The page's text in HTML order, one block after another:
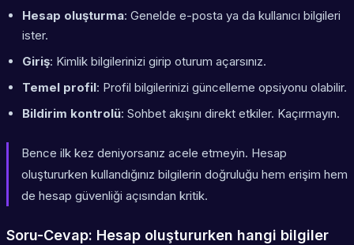
Hesap oluşturma: Genelde e-posta ya da kullanıcı bilgileri
ister.
Giriş: Kimlik bilgilerinizi girip oturum açarsınız.
Temel profil: Profil bilgilerinizi güncelleme opsiyonu olabilir.
Bildirim kontrolü: Sohbet akışını direkt etkiler. Kaçırmayın.
Bence ilk kez deniyorsanız acele etmeyin. Hesap
oluştururken kullandığınız bilgilerin doğruluğu hem erişim hem
de hesap güvenliği açısından kritik.
Soru-Cevap: Hesap oluştururken hangi bilgiler